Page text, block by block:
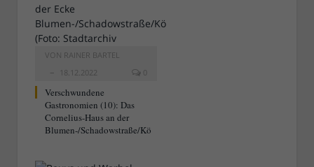
VON RAINER BARTEL
18.12.2022
0
Verschwundene
Gastronomien (10): Das
Cornelius-Haus an der
Blumen-/Schadowstraße/Kö